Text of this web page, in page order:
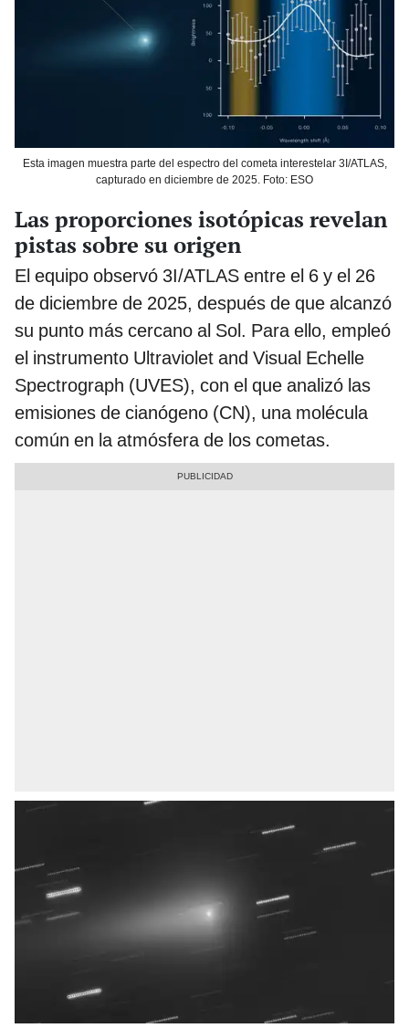
Esta imagen muestra parte del espectro del cometa interestelar 3I/ATLAS,
capturado en diciembre de 2025. Foto: ESO
Las proporciones isotópicas revelan
pistas sobre su origen
El equipo observó 3I/ATLAS entre el 6 y el 26
de diciembre de 2025, después de que alcanzó
su punto más cercano al Sol. Para ello, empleó
el instrumento Ultraviolet and Visual Echelle
Spectrograph (UVES), con el que analizó las
emisiones de cianógeno (CN), una molécula
común en la atmósfera de los cometas.